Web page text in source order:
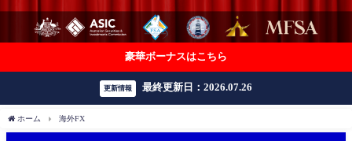
豪華ボーナスはこちら
更新情報 最終更新日：2026.07.26
ホーム 海外FX